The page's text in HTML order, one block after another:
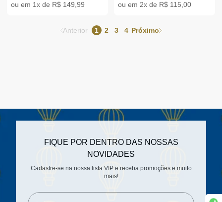
ou em 1x de R$ 149,99 ou em 2x de R$ 115,00
Anterior 1 2 3 4 Próximo
FIQUE POR DENTRO DAS NOSSAS
NOVIDADES
Cadastre-se na nossa lista VIP e receba promoções e muito
mais!